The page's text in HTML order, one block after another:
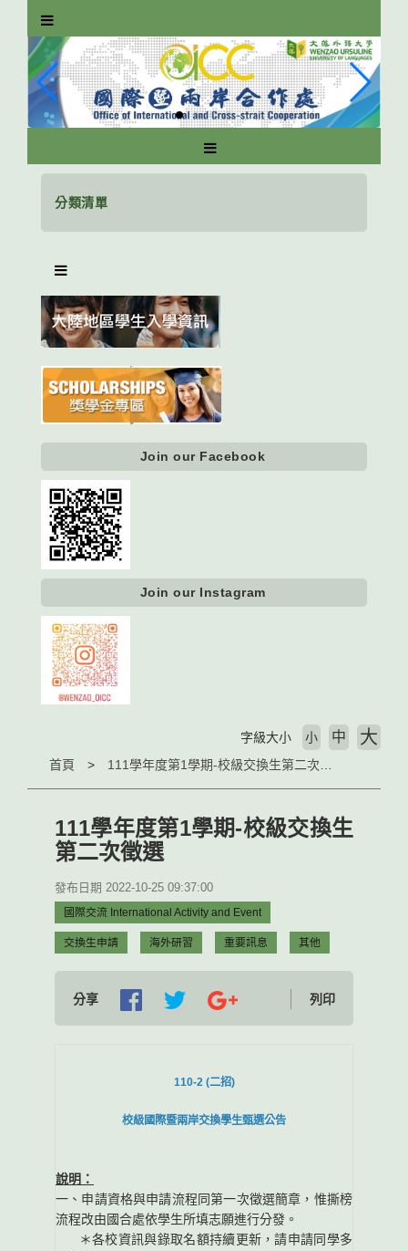
分類清單
Join our Facebook
Join our Instagram
首頁
字級大小 小 中 大
111學年度第1學期-校級交換生
第二次徵選
發布日期 2022-10-25 09:37:00
國際交流 International Activity and Event
交換生申請 海外研習 重要訊息 其他
分享 列印
110-2 (二招)
校級國際暨兩岸交換學生甄選公告
說明：
一、申請資格與申請流程同第一次徵選簡章，惟撕榜
流程改由國合處依學生所填志願進行分發。
＊各校資訊與錄取名額持續更新，請申請同學多